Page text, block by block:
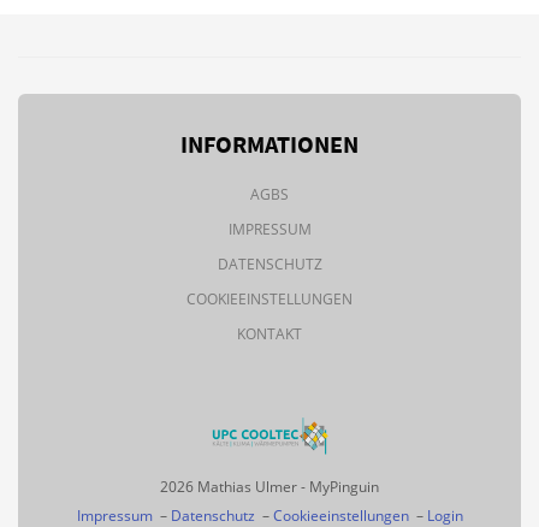
INFORMATIONEN
AGBS
IMPRESSUM
DATENSCHUTZ
COOKIEEINSTELLUNGEN
KONTAKT
2026 Mathias Ulmer - MyPinguin
Impressum– Datenschutz –Cookieeinstellungen– Login